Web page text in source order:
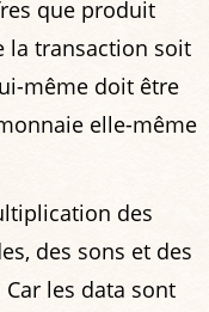
que produit
la transaction soit
même doit être
elle-même
des
des sons et des
les data sont